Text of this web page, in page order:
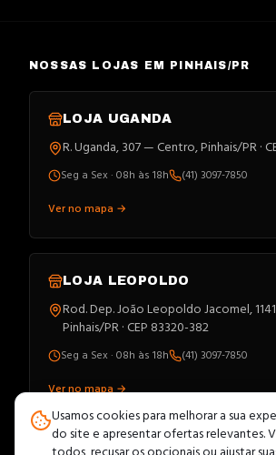
NOSSAS LOJAS EM PINHAIS/PR
LOJA UGANDA
R. Uganda, 307 — Centro, Pinhais/PR ·
Seg a Sex · 08h às 18h
(41) 3097-7850
Ver no mapa →
LOJA LEOPOLDO
Rod. Dep. João Leopoldo Jacomel,
Pinhais/PR · CEP 83320-382
Seg a Sex · 08h às 18h
(41) 3097-7850
Ver no mapa →
Usamos cookies para melhorar a sua
do site e apresentar ofertas relevantes.